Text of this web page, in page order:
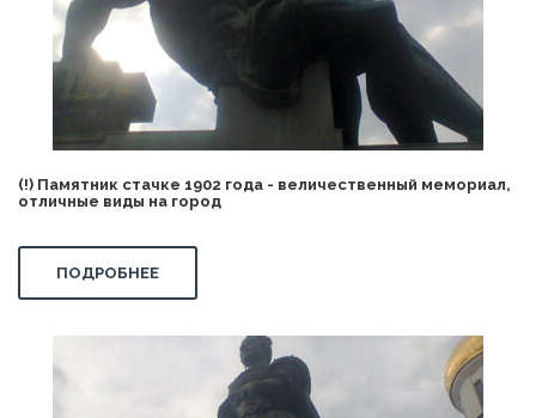
(!) Памятник стачке 1902 года - величественный мемориал,
отличные виды на город
ПОДРОБНЕЕ